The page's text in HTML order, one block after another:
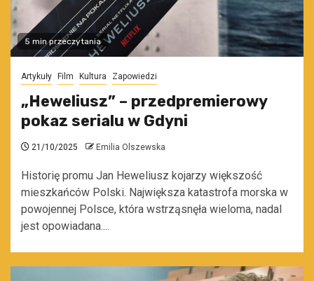
5 min przeczytania
Artykuły Film Kultura Zapowiedzi
„Heweliusz” – przedpremierowy
pokaz serialu w Gdyni
21/10/2025 Emilia Olszewska
Historię promu Jan Heweliusz kojarzy większość
mieszkańców Polski. Największa katastrofa morska w
powojennej Polsce, która wstrząsnęła wieloma, nadal
jest opowiadana....